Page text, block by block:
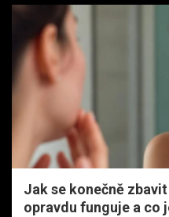
Jak se konečně
opravdu funguje a co